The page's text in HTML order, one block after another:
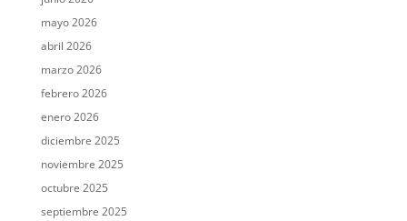
mayo 2026
abril 2026
marzo 2026
febrero 2026
enero 2026
diciembre 2025
noviembre 2025
octubre 2025
septiembre 2025